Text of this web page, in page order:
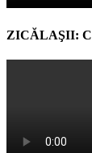
ZICĂLAŞII: